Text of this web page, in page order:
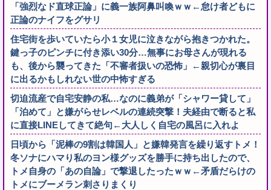
「強烈なド直球正論」に義一族阿鼻叫喚ｗｗ←怠け者どもに
正論のナイフをグサリ
住宅街を歩いていたら小１女児に泣きながら抱きつかれた。
鍵っ子のピンチに付き添い30分…無事にお母さんが現れる
も、後から襲ってきた「不審者扱いの恐怖」←親切心が裏目
に出るかもしれない世の中怖すぎる
切迫流産で自宅安静の私…なのに義弟が「シャワー貸して」
「泊めて」と嫌がらせレベルの連続突撃！夫経由で断ると私
に直接LINEしてきて絶句←大人しく自宅の風呂に入れよ
日頃から「泥棒の9割は韓国人」と嫌韓発言を繰り返すトメ！
冬ソナにハマり私のヨン様グッズを勝手に持ち出したので、
トメ自身の「あの自論」で撃退したったｗｗ←矛盾だらけの
トメにブーメラン刺さりまくり